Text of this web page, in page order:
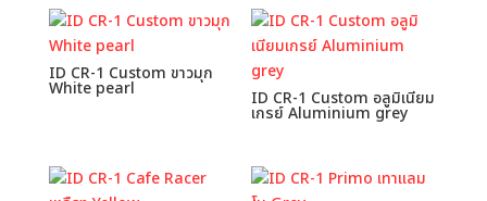
ID CR-1 Custom ขาวมุก
White pearl ID CR-1 Custom อลูมิเนียม
เกรย์ Aluminium grey